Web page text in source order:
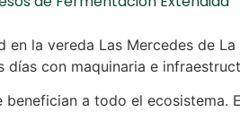
la vereda Las Mercedes de
con maquinaria e
a todo el ecosistema.